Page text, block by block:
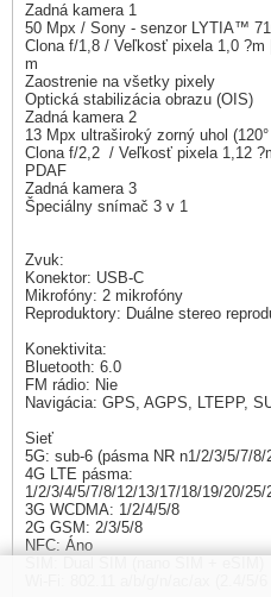
Zadná kamera 1
50 Mpx / Sony - senzor LYTIA™
Clona f/1,8 / Veľkosť pixela 1,0 ?m
m
Zaostrenie na všetky pixely
Optická stabilizácia obrazu (OIS)
Zadná kamera 2
13 Mpx ultraširoký zorný uhol
Clona f/2,2 / Veľkosť pixela 1,12
PDAF
Zadná kamera 3
Špeciálny snímač 3 v 1
Zvuk:
Konektor: USB-C
Mikrofóny: 2 mikrofóny
Reproduktory: Duálne stereo
Konektivita:
Bluetooth: 6.0
FM rádio: Nie
Navigácia: GPS, AGPS, LTEPP,
Sieť
5G: sub-6 (pásma NR n1/2/3/5/7/
4G LTE pásma:
1/2/3/4/5/7/8/12/13/17/18/19/20/
3G WCDMA: 1/2/4/5/8
2G GSM: 2/3/5/8
NFC: Áno